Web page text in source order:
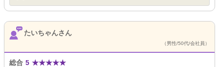
たいちゃんさん
（男性/50代/会社員）
総合 5 ★★★★★